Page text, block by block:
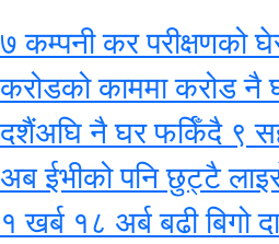
७ कम्पनी कर परीक्षणको
करोडको काममा करोड नै
दशैंअघि नै घर फर्किँदै ९
अब ईभीको पनि छुट्टै
१ खर्ब १८ अर्ब बढी बिगो